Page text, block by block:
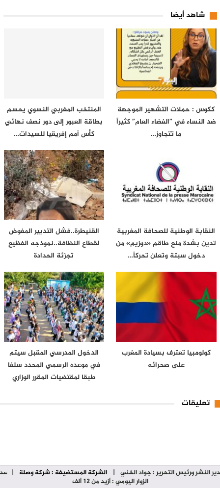
شاهد أيضا
ككوس : حملات التشهير الموجهة
ضد النساء في ”الفضاء العام” كثيراً
ما تتجاوز…
المنتخب المغربي النسوي يحسم
بطاقة العبور إلى دور نصف نهائي
كأس أمم إفريقيا للسيدات…
النقابة الوطنية للصحافة المغربية
تدين بشدة منع طاقم «دوزيم» من
دخول سبتة وتعلن تحركاً…
القنيطرة..فشل التدبير المفوض
لقطاع النظافة..نموذجه الفظيع
تجزئة الحدادة
كولومبيا تعترف بسيادة المغرب
على صحرائه
الدخول المدرسي المقبل سیتم
في موعده الرسمي المحدد سلفا
طبقا لمقتضیات المقرر الوزاري
تعليقات
النشر ورئيس التحرير : جواد الخني | الشركة المستضيفة : شركة وصلة |
الزوار اليومي : أزيد من 12 ألف